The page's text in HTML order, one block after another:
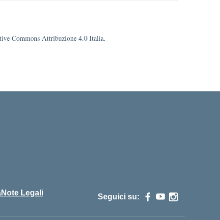
Commons Attribuzione 4.0 Italia.
Note Legali Seguici su: